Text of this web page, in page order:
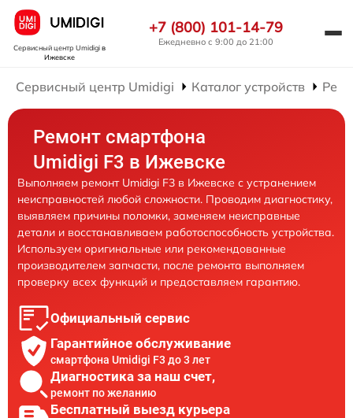
Сервисный центр Umidigiв
Ижевске
+7 (800) 101-14-79
Ежедневно с 9:00 до 21:00
Сервисный центр Umidigi Каталог устройств
Ремонт смартфона
Umidigi F3 в Ижевске
Выполняем ремонт Umidigi F3 в Ижевске с устранением
неисправностей любой сложности. Проводим диагностику,
выявляем причины поломки, заменяем неисправные
детали и восстанавливаем работоспособность устройства.
Используем оригинальные или рекомендованные
производителем запчасти, после ремонта выполняем
проверку всех функций и предоставляем гарантию.
Официальный сервис
Гарантийное обслуживание
смартфона Umidigi F3 до 3 лет
Диагностика за наш счет,
ремонт по желанию
Бесплатный выезд курьера